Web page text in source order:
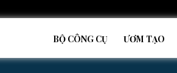
BỘ CÔNG CỤ ƯƠM TẠO